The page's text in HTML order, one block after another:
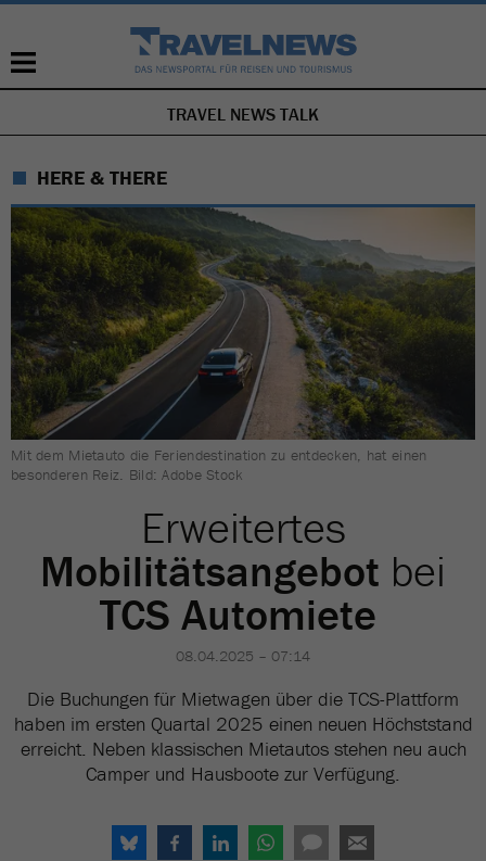
NAVIGATION
ÜBERSPRINGEN
TRAVEL NEWS TALK
HERE & THERE
Mit dem Mietauto die Feriendestination zu entdecken, hat einen
besonderen Reiz. Bild: Adobe Stock
Erweitertes
Mobilitätsangebot bei
TCS Automiete
08.04.2025 – 07:14
Die Buchungen für Mietwagen über die TCS-Plattform
haben im ersten Quartal 2025 einen neuen Höchststand
erreicht. Neben klassischen Mietautos stehen neu auch
Camper und Hausboote zur Verfügung.